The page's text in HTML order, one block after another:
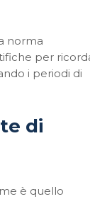
norma
per
i periodi di
di
è quello